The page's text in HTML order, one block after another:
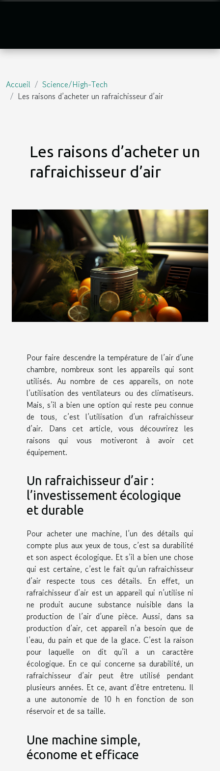
Accueil
Science/High-Tech
Les raisons d’acheter un rafraichisseur d’air
Les raisons d’acheter un
rafraichisseur d’air
Pour faire descendre la température de l’air d’une
chambre, nombreux sont les appareils qui sont
utilisés. Au nombre de ces appareils, on note
l’utilisation des ventilateurs ou des climatiseurs.
Mais, s’il a bien une option qui reste peu connue
de tous, c’est l’utilisation d’un rafraichisseur
d’air. Dans cet article, vous découvrirez les
raisons qui vous motiveront à avoir cet
équipement.
Un rafraichisseur d’air :
l’investissement écologique
et durable
Pour acheter une machine, l’un des détails qui
compte plus aux yeux de tous, c’est sa durabilité
et son aspect écologique. Et s’il a bien une chose
qui est certaine, c’est le fait qu’un rafraichisseur
d’air respecte tous ces détails. En effet, un
rafraichisseur d’air est un appareil qui n’utilise ni
ne produit aucune substance nuisible dans la
production de l’air d’une pièce. Aussi, dans sa
production d’air, cet appareil n’a besoin que de
l’eau, du pain et que de la glace. C’est la raison
pour laquelle on dit qu’il a un caractère
écologique. En ce qui concerne sa durabilité, un
rafraichisseur d’air peut être utilisé pendant
plusieurs années. Et ce, avant d’être entretenu. Il
a une autonomie de 10 h en fonction de son
réservoir et de sa taille.
Une machine simple,
économe et efficace